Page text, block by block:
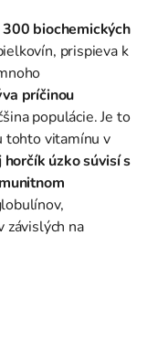
300 biochemických
prispieva k
príčinou
populácie. Je to
tohto vitamínu v
horčík úzko súvisí s
závislých na